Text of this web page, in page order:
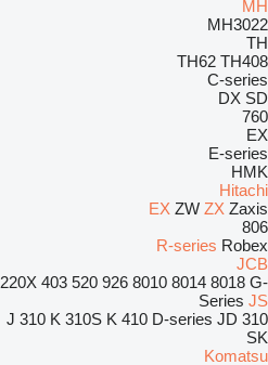
MH
MH3022
TH
TH62 TH408
C-series
DX SD
760
EX
E-series
HMK
Hitachi
EX ZW ZX Zaxis
806
R-series Robex
JCB
220X 403 520 926 8010 8014 8018 G-
Series JS
310 J
310 K 310S K 410 D-series JD
SK
Komatsu